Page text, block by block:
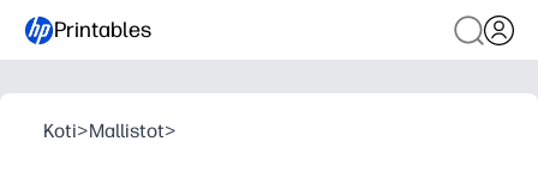
Printables
Koti>Mallistot>